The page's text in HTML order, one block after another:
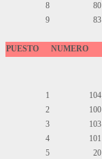
8
80
9
83
PUESTO NUMERO
1 104
2
100
3
103
4
101
5
20